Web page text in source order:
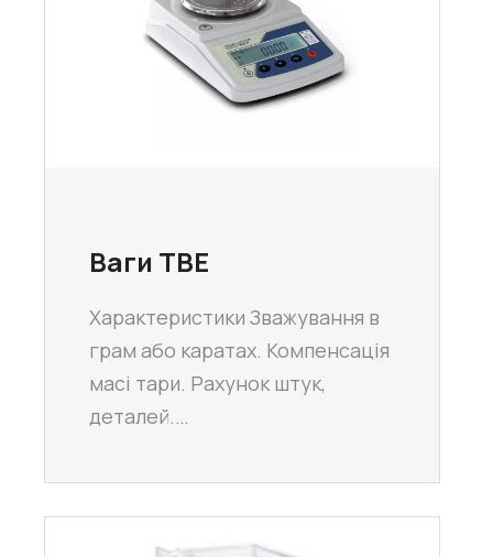
Ваги ТВЕ
Характеристики Зважування в
грам або каратах. Компенсація
масі тари. Рахунок штук,
деталей.…